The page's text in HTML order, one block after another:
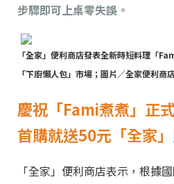
步驟即可上桌零失誤。
「全家」便利商店發表全新時短料理「
「下廚懶人包」市場；圖片／全家便利商
慶祝「Fami煮煮」正
首購就送50元「全家
「全家」便利商店表示，根據